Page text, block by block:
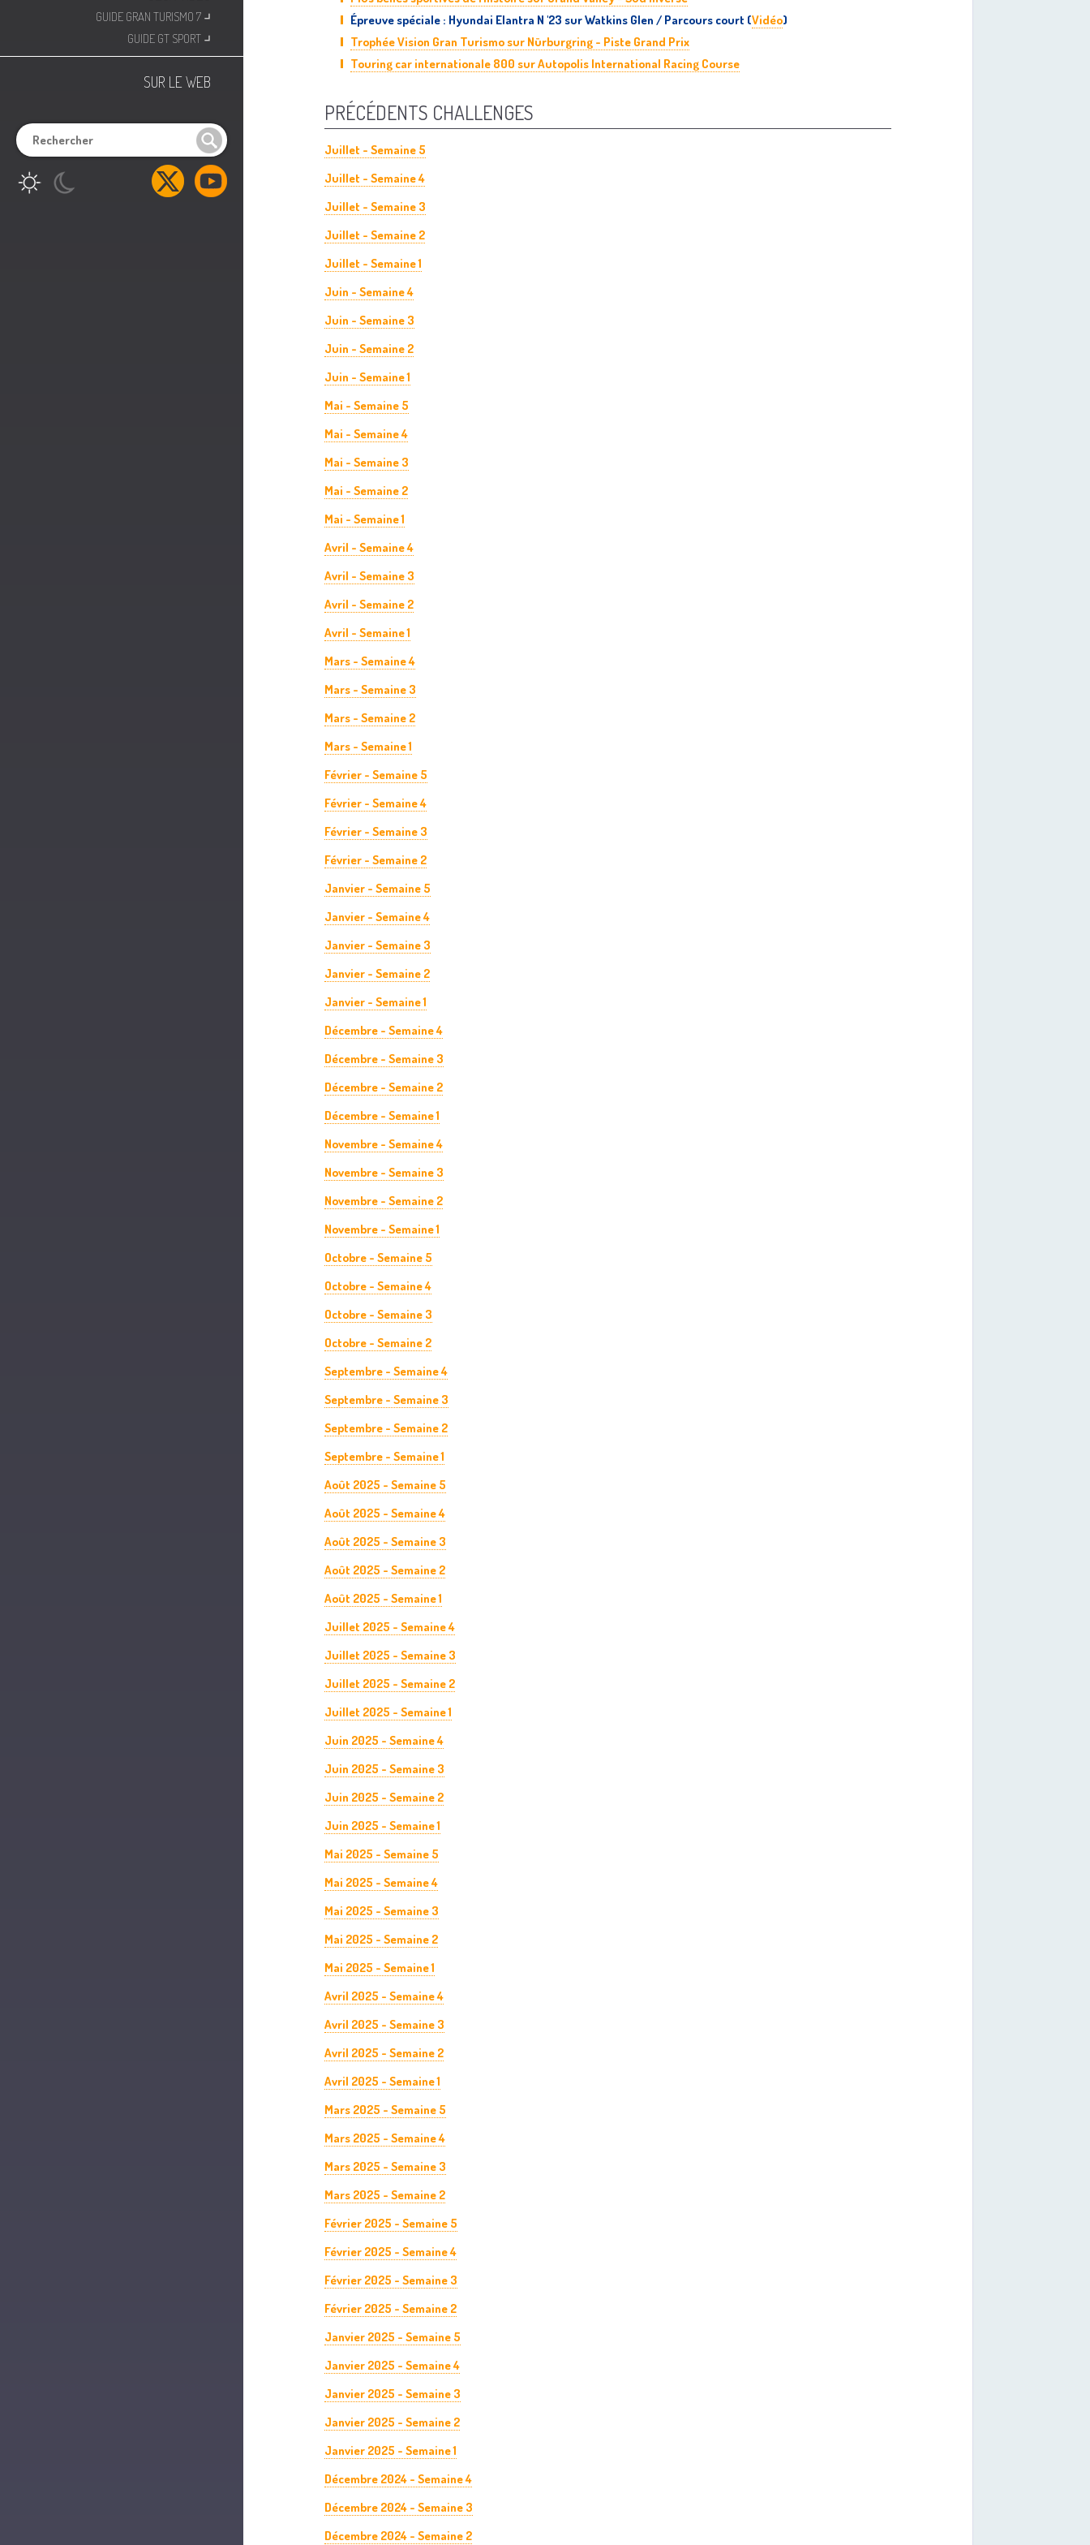
GUIDE GRAN TURISMO 7 ⌟
GUIDE GT SPORT ⌟
SUR LE WEB
Épreuve spéciale : Hyundai Elantra N '23 sur Watkins Glen / Parcours court (Vidéo)
Trophée Vision Gran Turismo sur Nürburgring - Piste Grand Prix
Touring car internationale 800 sur Autopolis International Racing Course
PRÉCÉDENTS CHALLENGES
Juillet - Semaine 5
Juillet - Semaine 4
Juillet - Semaine 3
Juillet - Semaine 2
Juillet - Semaine 1
Juin - Semaine 4
Juin - Semaine 3
Juin - Semaine 2
Juin - Semaine 1
Mai - Semaine 5
Mai - Semaine 4
Mai - Semaine 3
Mai - Semaine 2
Mai - Semaine 1
Avril - Semaine 4
Avril - Semaine 3
Avril - Semaine 2
Avril - Semaine 1
Mars - Semaine 4
Mars - Semaine 3
Mars - Semaine 2
Mars - Semaine 1
Février - Semaine 5
Février - Semaine 4
Février - Semaine 3
Février - Semaine 2
Janvier - Semaine 5
Janvier - Semaine 4
Janvier - Semaine 3
Janvier - Semaine 2
Janvier - Semaine 1
Décembre - Semaine 4
Décembre - Semaine 3
Décembre - Semaine 2
Décembre - Semaine 1
Novembre - Semaine 4
Novembre - Semaine 3
Novembre - Semaine 2
Novembre - Semaine 1
Octobre - Semaine 5
Octobre - Semaine 4
Octobre - Semaine 3
Octobre - Semaine 2
Septembre - Semaine 4
Septembre - Semaine 3
Septembre - Semaine 2
Septembre - Semaine 1
Août 2025 - Semaine 5
Août 2025 - Semaine 4
Août 2025 - Semaine 3
Août 2025 - Semaine 2
Août 2025 - Semaine 1
Juillet 2025 - Semaine 4
Juillet 2025 - Semaine 3
Juillet 2025 - Semaine 2
Juillet 2025 - Semaine 1
Juin 2025 - Semaine 4
Juin 2025 - Semaine 3
Juin 2025 - Semaine 2
Juin 2025 - Semaine 1
Mai 2025 - Semaine 5
Mai 2025 - Semaine 4
Mai 2025 - Semaine 3
Mai 2025 - Semaine 2
Mai 2025 - Semaine 1
Avril 2025 - Semaine 4
Avril 2025 - Semaine 3
Avril 2025 - Semaine 2
Avril 2025 - Semaine 1
Mars 2025 - Semaine 5
Mars 2025 - Semaine 4
Mars 2025 - Semaine 3
Mars 2025 - Semaine 2
Février 2025 - Semaine 5
Février 2025 - Semaine 4
Février 2025 - Semaine 3
Février 2025 - Semaine 2
Janvier 2025 - Semaine 5
Janvier 2025 - Semaine 4
Janvier 2025 - Semaine 3
Janvier 2025 - Semaine 2
Janvier 2025 - Semaine 1
Décembre 2024 - Semaine 4
Décembre 2024 - Semaine 3
Décembre 2024 - Semaine 2